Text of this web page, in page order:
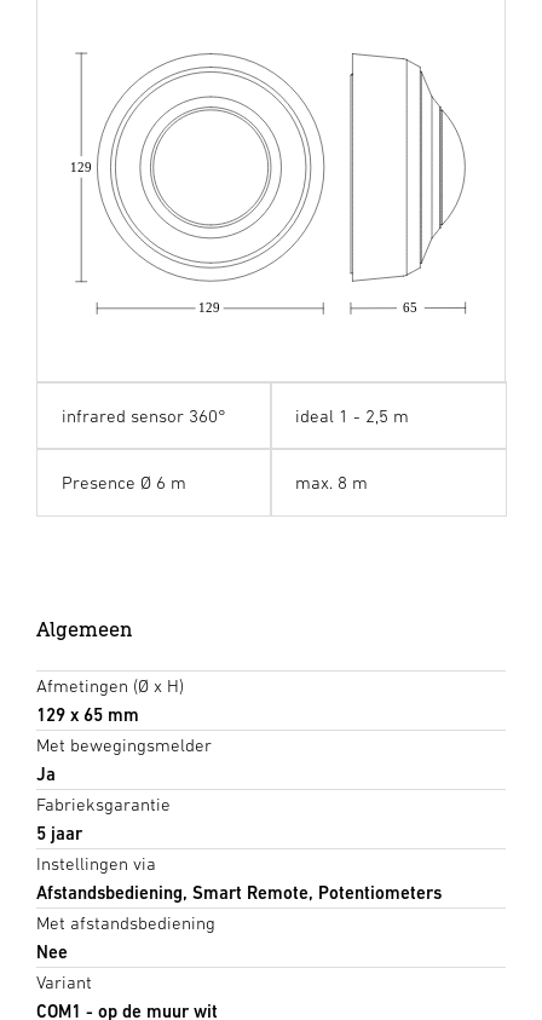
65
129
129
infrared sensor 360° ideal 1 - 2,5 m
Presence Ø 6 m max. 8 m
Algemeen
Afmetingen (Ø x H)
129 x 65 mm
Met bewegingsmelder
Ja
Fabrieksgarantie
5 jaar
Instellingen via
Afstandsbediening, Smart Remote, Potentiometers
Met afstandsbediening
Nee
Variant
COM1 - op de muur wit